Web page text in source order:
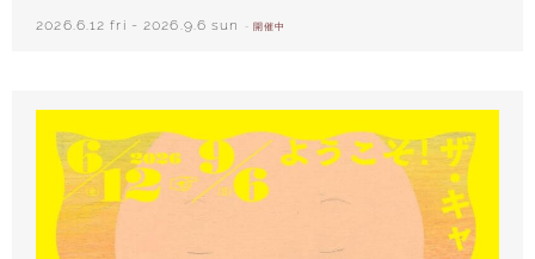
2026.6.12 fri -2026.9.6 sun - 開催中